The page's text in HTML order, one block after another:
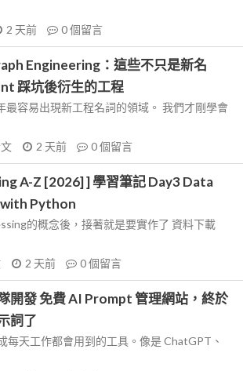
2 天前 0個留言
Engineering：這些不只是新名
踩坑後衍生的工程
容易出現新工程名詞的領域。 我們才剛學會
2 天前 0個留言
A-Z [2026] ] 學習筆記 Day3 Data
Python
的概念後，接著就是要實作了 資料下載
2 天前 0個留言
開發 免費 AI Prompt 管理網站，終於
詞了
每天工作都會用到的工具。像是 ChatGPT、